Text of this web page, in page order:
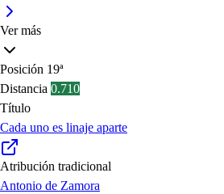
Ver más
Posición 19ª
Distancia 0.710
Título
Cada uno es linaje aparte
Atribución tradicional
Antonio de Zamora